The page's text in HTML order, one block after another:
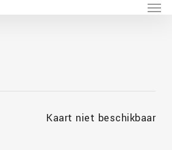
Kaart niet beschikbaar